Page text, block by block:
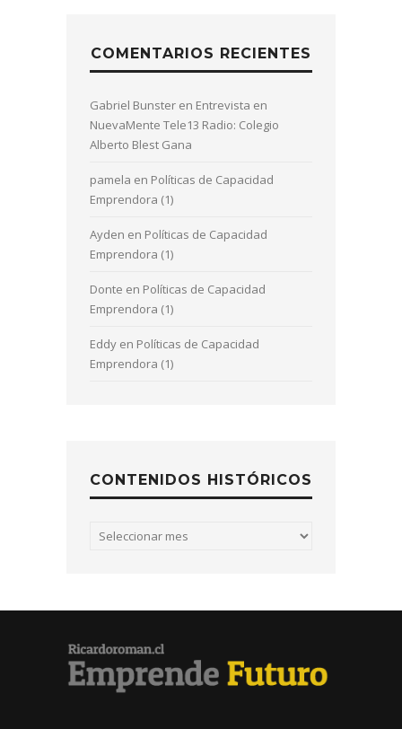
COMENTARIOS RECIENTES
Gabriel Bunster en Entrevista en
NuevaMente Tele13 Radio: Colegio
Alberto Blest Gana
pamela en Políticas de Capacidad
Emprendora (1)
Ayden en Políticas de Capacidad
Emprendora (1)
Donte en Políticas de Capacidad
Emprendora (1)
Eddy en Políticas de Capacidad
Emprendora (1)
CONTENIDOS HISTÓRICOS
Contenidos